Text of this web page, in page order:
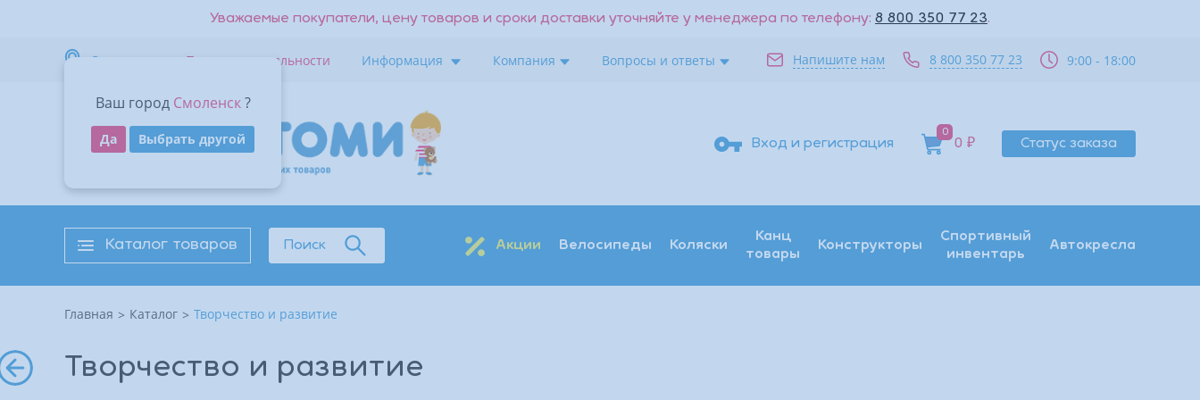
Уважаемые покупатели, цену товаров и сроки доставки уточняйте у менеджера по телефону: 8 800 350 77 23.
Ваш город Смоленск?
Да Выбрать другой
Смоленск Программа лояльности Информация Компания Вопросы и ответы Напишите нам 8 800 350 77 23 9:00 - 18:00
Вход и регистрация
0
0 ₽ Статус заказа
Каталог товаров Поиск Акции Велосипеды Коляски
Канц
товары
Конструкторы
Спортивный
инвентарь
Автокресла
Главная Каталог Творчество и развитие
Творчество и развитие